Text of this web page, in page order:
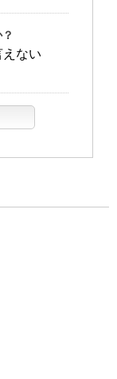
えない